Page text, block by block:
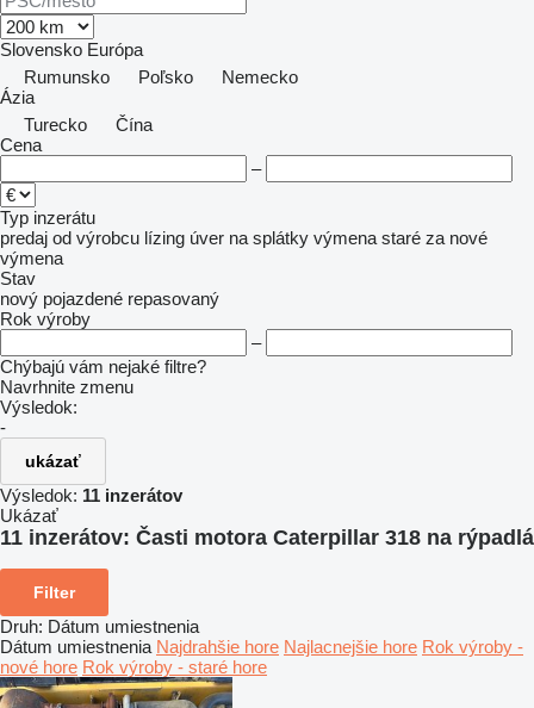
Slovensko Európa
Rumunsko
Poľsko
Nemecko
Ázia
Turecko
Čína
Cena
–
Typ inzerátu
predaj od výrobcu lízing úver na splátky výmena staré za nové
výmena
Stav
nový pojazdené repasovaný
Rok výroby
–
Chýbajú vám nejaké filtre?
Navrhnite zmenu
Výsledok:
-
ukázať
Výsledok: 11 inzerátov
Ukázať
11 inzerátov: Časti motora Caterpillar 318 na rýpadlá
Filter
Druh: Dátum umiestnenia
Dátum umiestnenia Najdrahšie hore Najlacnejšie hore Rok výroby -
nové hore Rok výroby - staré hore